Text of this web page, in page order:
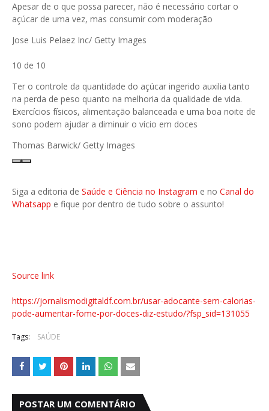
Apesar de o que possa parecer, não é necessário cortar o
açúcar de uma vez, mas consumir com moderação
Jose Luis Pelaez Inc/ Getty Images
10 de 10
Ter o controle da quantidade do açúcar ingerido auxilia tanto
na perda de peso quanto na melhoria da qualidade de vida.
Exercícios físicos, alimentação balanceada e uma boa noite de
sono podem ajudar a diminuir o vício em doces
Thomas Barwick/ Getty Images
Siga a editoria de Saúde e Ciência no Instagram e no Canal do
Whatsapp e fique por dentro de tudo sobre o assunto!
Source link
https://jornalismodigitaldf.com.br/usar-adocante-sem-calorias-
pode-aumentar-fome-por-doces-diz-estudo/?fsp_sid=131055
Tags: SAÚDE
POSTAR UM COMENTÁRIO